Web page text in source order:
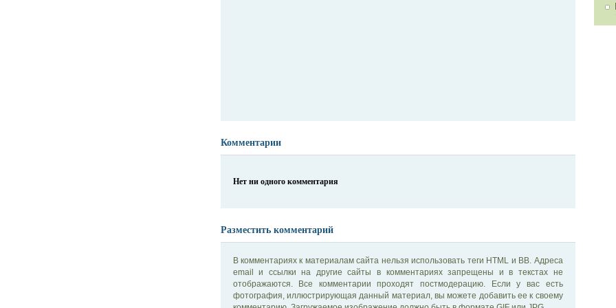
Комментарии
Нет ни одного комментария
Разместить комментарий
В комментариях к материалам сайта нельзя использовать теги HTML и BB. Адреса
email и ссылки на другие сайты в комментариях запрещены и в текстах не
отображаются. Все комментарии проходят постмодерацию. Если у вас есть
фотография, иллюстрирующая данный материал, вы можете добавить ее к своему